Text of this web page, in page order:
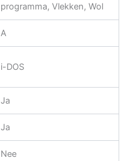
programma, Vlekken, Wol
A
i-DOS
Ja
Ja
Nee